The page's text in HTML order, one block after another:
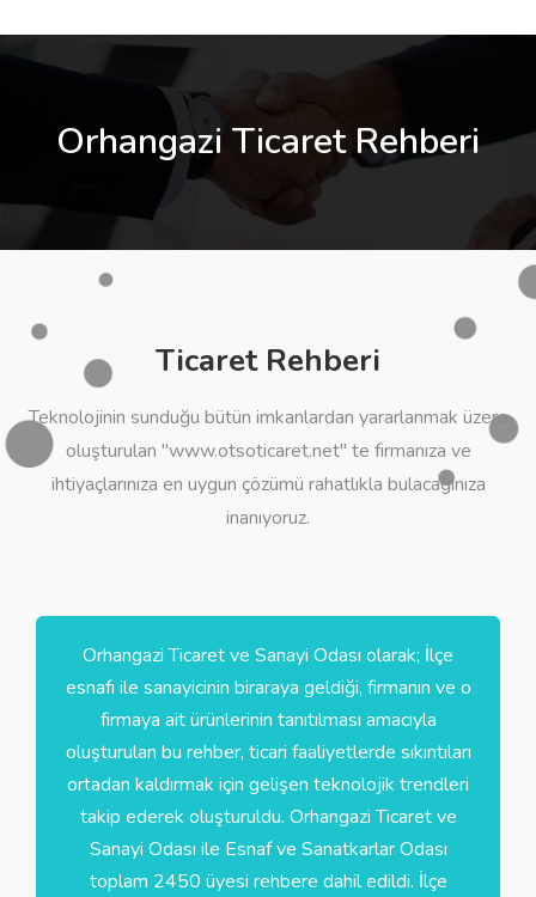
Orhangazi Ticaret Rehberi
Ticaret Rehberi
Teknolojinin sunduğu bütün imkanlardan yararlanmak üzere
oluşturulan "www.otsoticaret.net" te firmanıza ve
ihtiyaçlarınıza en uygun çözümü rahatlıkla bulacağınıza
inanıyoruz.
Orhangazi Ticaret ve Sanayi Odası olarak; İlçe
esnafı ile sanayicinin biraraya geldiği, firmanın ve o
firmaya ait ürünlerinin tanıtılması amacıyla
oluşturulan bu rehber, ticari faaliyetlerde sıkıntıları
ortadan kaldırmak için gelişen teknolojik trendleri
takip ederek oluşturuldu. Orhangazi Ticaret ve
Sanayi Odası ile Esnaf ve Sanatkarlar Odası
toplam 2450 üyesi rehbere dahil edildi. İlçe